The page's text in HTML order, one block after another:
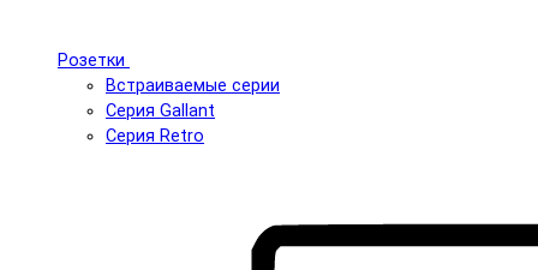
Розетки
Встраиваемые серии
Серия Gallant
Серия Retro